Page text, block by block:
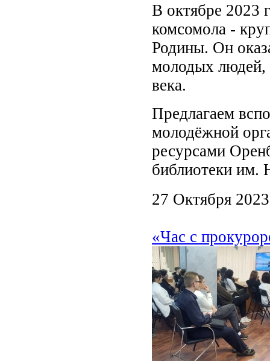
В октябре 2023
комсомола -
Родины. Он
молодых людей,
века.
Предлагаем
молодёжной
ресурсами
библиотеки им.
27 Октября 2023
«Час с